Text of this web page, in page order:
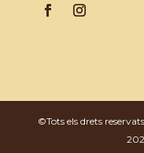
©Tots els drets